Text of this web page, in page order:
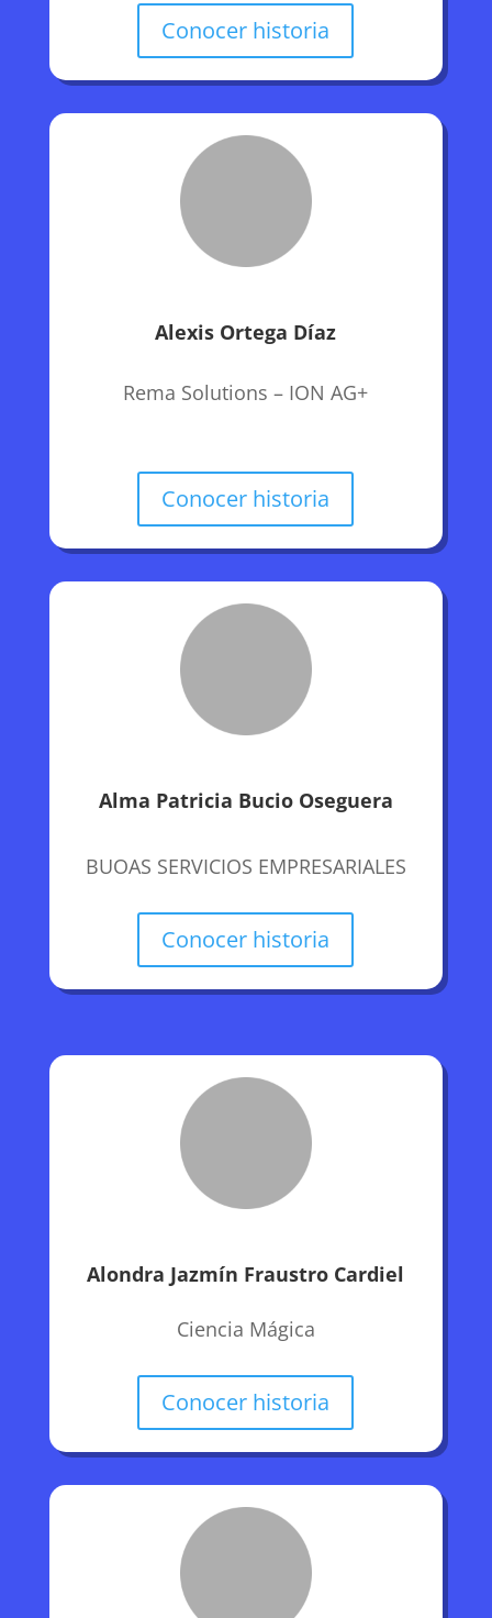
Conocer historia
Alexis Ortega Díaz
Rema Solutions – ION AG+
Conocer historia
Alma Patricia Bucio Oseguera
BUOAS SERVICIOS EMPRESARIALES
Conocer historia
Alondra Jazmín Fraustro Cardiel
Ciencia Mágica
Conocer historia